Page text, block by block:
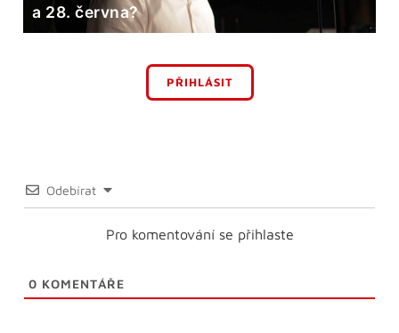
a 28. června?
PŘIHLÁSIT
Odebírat
Pro komentování se přihlaste
0 KOMENTÁŘE